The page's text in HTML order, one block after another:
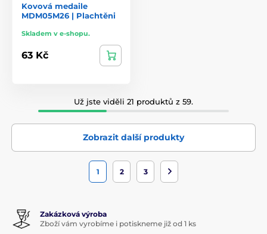
Kovová medaile
MDM05M26 | Plachtěni
Skladem v e-shopu.
63 Kč
Už jste viděli 21 produktů z 59.
Zobrazit další produkty
1 2 3
Zakázková výroba
Zboží vám vyrobíme i potiskneme již od 1 ks